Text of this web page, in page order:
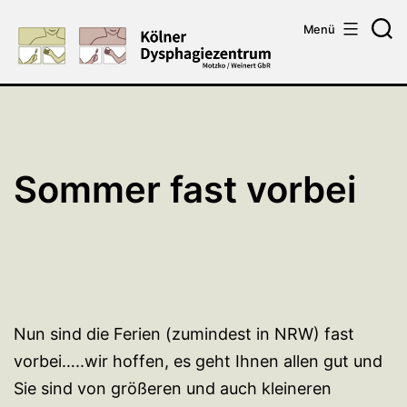
Inhalt
springen
Menü
Sommer fast vorbei
Nun sind die Ferien (zumindest in NRW) fast
vorbei…..wir hoffen, es geht Ihnen allen gut und
Sie sind von größeren und auch kleineren